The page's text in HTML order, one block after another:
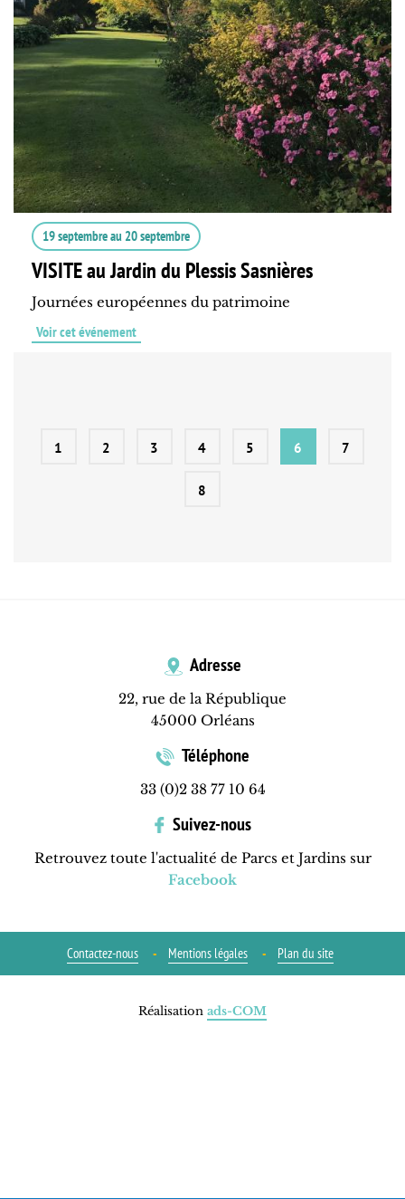
19 septembreau 20 septembre
VISITE au Jardin du Plessis Sasnières
Journées européennes du patrimoine
Voir cet événement
1 2 3 4 5 6 7
8
Adresse
22, rue de la République
45000 Orléans
Téléphone
33 (0)2 38 77 10 64
Suivez-nous
Retrouvez toute l'actualité de Parcs et Jardins sur
Facebook
Contactez-nous Mentions légales Plan du site
Réalisation ads-COM